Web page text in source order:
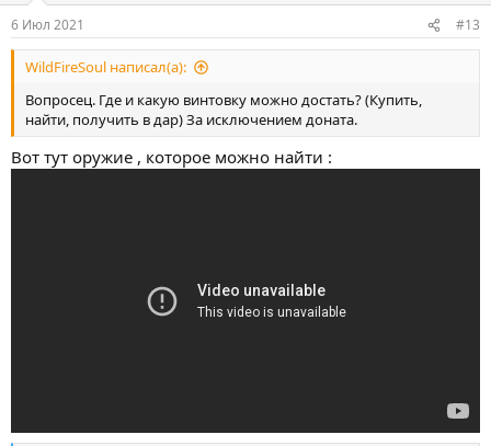
6 Июл 2021 #13
WildFireSoul написал(а):
Вопросец. Где и какую винтовку можно достать? (Купить,
найти, получить в дар) За исключением доната.
Вот тут оружие , которое можно найти :